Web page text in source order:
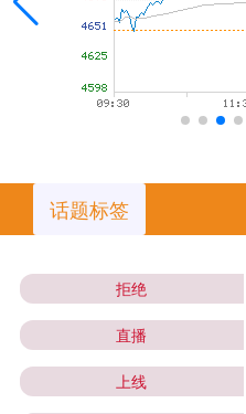
话题标签
拒绝
直播
上线